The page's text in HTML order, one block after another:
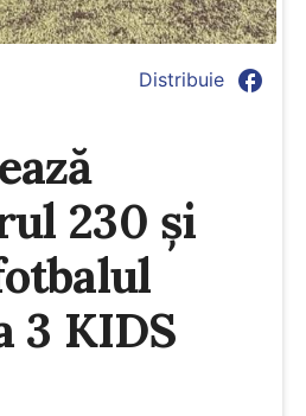
Distribuie facebook
230 și
3 KIDS